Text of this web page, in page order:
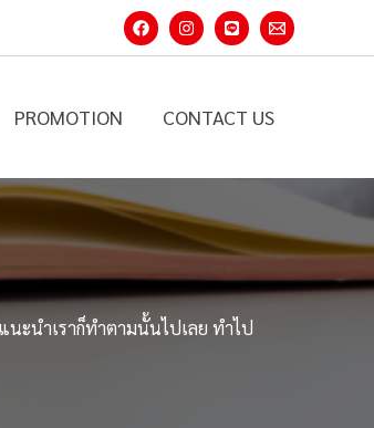
PROMOTION CONTACT US
นะนำเราก็ทำตามนั้นไปเลย ทำไป